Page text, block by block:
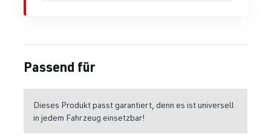
Passend für
Dieses Produkt passt garantiert, denn es ist universell
in jedem Fahrzeug einsetzbar!